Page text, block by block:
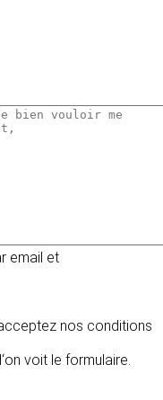
email et
nos conditions
voit le formulaire.